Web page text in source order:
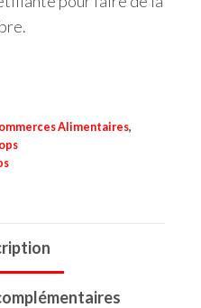
Alimentaires,